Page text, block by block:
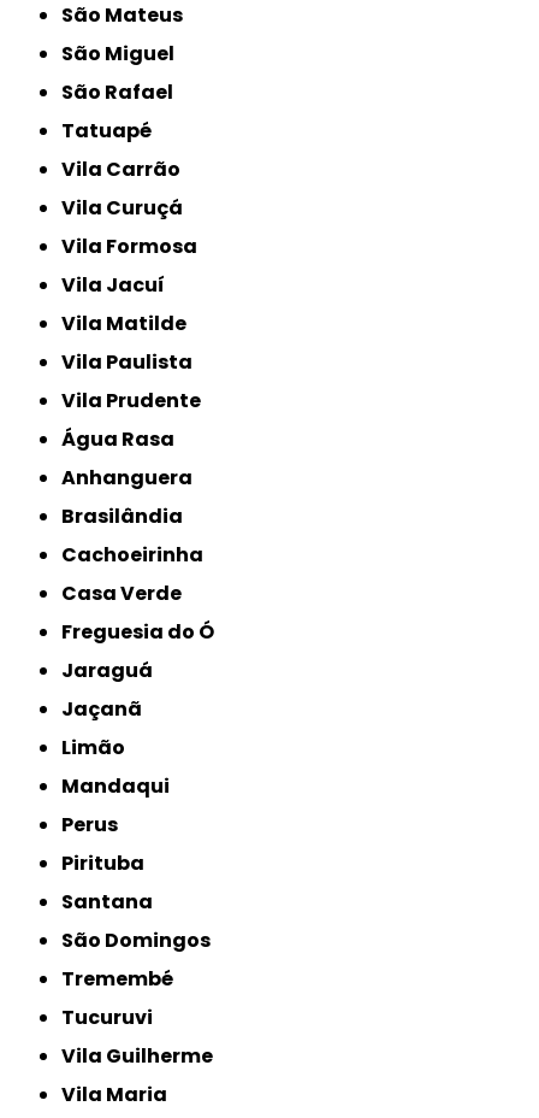
São Mateus
São Miguel
São Rafael
Tatuapé
Vila Carrão
Vila Curuçá
Vila Formosa
Vila Jacuí
Vila Matilde
Vila Paulista
Vila Prudente
Água Rasa
Anhanguera
Brasilândia
Cachoeirinha
Casa Verde
Freguesia do Ó
Jaraguá
Jaçanã
Limão
Mandaqui
Perus
Pirituba
Santana
São Domingos
Tremembé
Tucuruvi
Vila Guilherme
Vila Maria